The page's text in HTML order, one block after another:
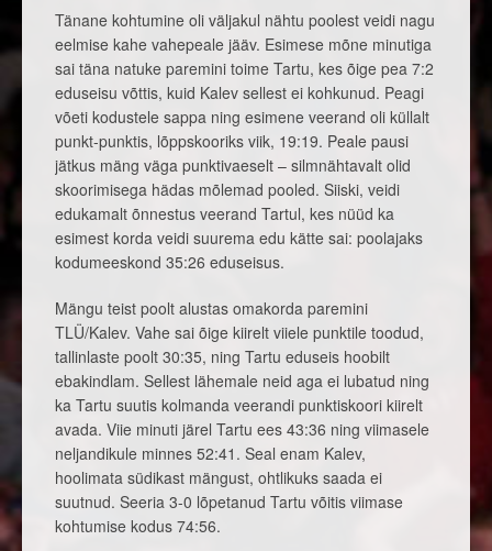
Tänane kohtumine oli väljakul nähtu poolest veidi nagu
eelmise kahe vahepeale jääv. Esimese mõne minutiga
sai täna natuke paremini toime Tartu, kes õige pea 7:2
eduseisu võttis, kuid Kalev sellest ei kohkunud. Peagi
võeti kodustele sappa ning esimene veerand oli küllalt
punkt-punktis, lõppskooriks viik, 19:19. Peale pausi
jätkus mäng väga punktivaeselt – silmnähtavalt olid
skoorimisega hädas mõlemad pooled. Siiski, veidi
edukamalt õnnestus veerand Tartul, kes nüüd ka
esimest korda veidi suurema edu kätte sai: poolajaks
kodumeeskond 35:26 eduseisus.
Mängu teist poolt alustas omakorda paremini
TLÜ/Kalev. Vahe sai õige kiirelt viiele punktile toodud,
tallinlaste poolt 30:35, ning Tartu eduseis hoobilt
ebakindlam. Sellest lähemale neid aga ei lubatud ning
ka Tartu suutis kolmanda veerandi punktiskoori kiirelt
avada. Viie minuti järel Tartu ees 43:36 ning viimasele
neljandikule minnes 52:41. Seal enam Kalev,
hoolimata südikast mängust, ohtlikuks saada ei
suutnud. Seeria 3-0 lõpetanud Tartu võitis viimase
kohtumise kodus 74:56.